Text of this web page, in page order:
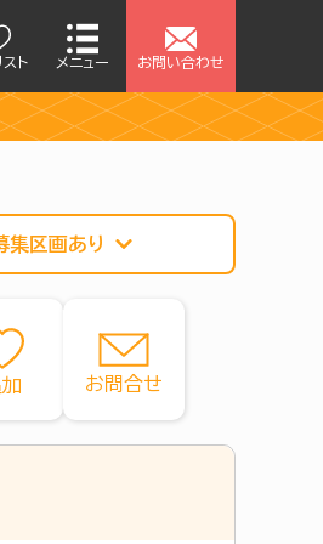
ト メニュー お問い合わせ
集区画あり
お問合せ